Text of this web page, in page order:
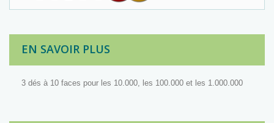
EN SAVOIR PLUS
3 dés à 10 faces pour les 10.000, les 100.000 et les 1.000.000